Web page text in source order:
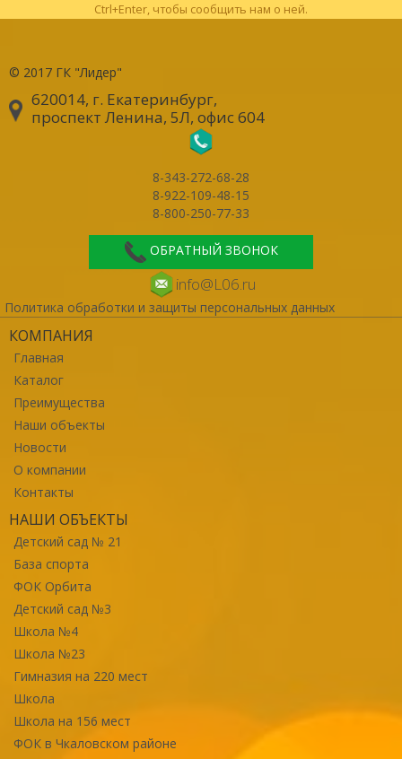
Ctrl+Enter, чтобы сообщить нам о ней.
© 2017 ГК "Лидер"
620014, г. Екатеринбург,
проспект Ленина, 5Л, офис 604
8-343-272-68-28
8-922-109-48-15
8-800-250-77-33
ОБРАТНЫЙ ЗВОНОК
info@L06.ru
Политика обработки и защиты персональных данных
КОМПАНИЯ
Главная
Каталог
Преимущества
Наши объекты
Новости
О компании
Контакты
НАШИ ОБЪЕКТЫ
Детский сад № 21
База спорта
ФОК Орбита
Детский сад №3
Школа №4
Школа №23
Гимназия на 220 мест
Школа
Школа на 156 мест
ФОК в Чкаловском районе